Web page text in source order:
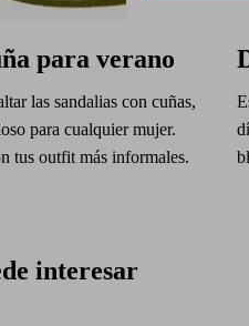
para verano
las sandalias con cuñas,
para cualquier mujer.
tus outfit más informales.
interesar